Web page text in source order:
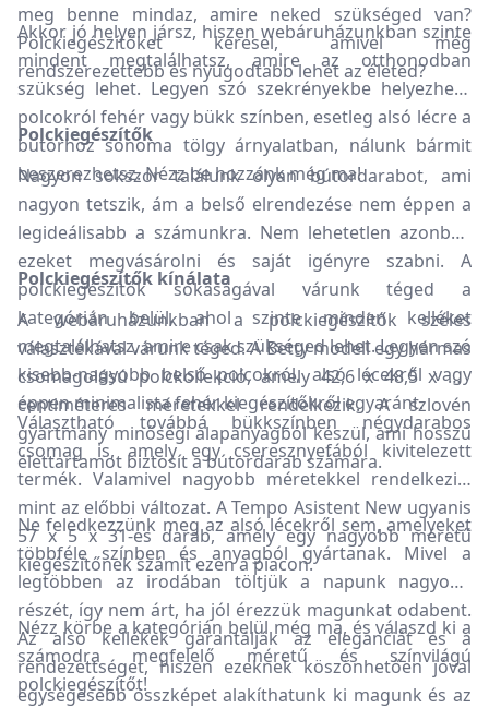
meg benne mindaz, amire neked szükséged van?
Polckiegészítőket keresel, amivel még
rendszerezettebb és nyugodtabb lehet az életed?
Akkor jó helyen jársz, hiszen webáruházunkban szinte
mindent megtalálhatsz, amire az otthonodban
szükség lehet. Legyen szó szekrényekbe helyezhető
polcokról fehér vagy bükk színben, esetleg alsó lécre a
bútorhoz sonoma tölgy árnyalatban, nálunk bármit
beszerezhetsz. Nézz be hozzánk még ma!
Polckiegészítők
Nagyon sokszor találunk olyan bútordarabot, ami
nagyon tetszik, ám a belső elrendezése nem éppen a
legideálisabb a számunkra. Nem lehetetlen azonban
ezeket megvásárolni és saját igényre szabni. A
polckiegészítők sokaságával várunk téged a
kategórián belül, ahol szinte minden kelléket
megtalálhatsz, amire csak szükséged lehet. Legyen szó
kisebb-nagyobb belső polcokról, alsó lécekről vagy
éppen minimalista fehér kiegészítőkről egyaránt.
Polckiegészítők kínálata
A webáruházunkban a polckiegészítők széles
választékával várunk téged. A Betty modell egy hármas
csomagolású polckollekció, amely 42,6 x 48,5 x 1,6
centiméteres méretekkel rendelkezik. A szlovén
gyártmány minőségi alapanyagból készül, ami hosszú
élettartamot biztosít a bútordarab számára.
Választható továbbá bükkszínben négydarabos
csomag is, amely egy cseresznyefából kivitelezett
termék. Valamivel nagyobb méretekkel rendelkezik,
mint az előbbi változat. A Tempo Asistent New ugyanis
57 x 5 x 31-es darab, amely egy nagyobb méretű
kiegészítőnek számít ezen a piacon.
Ne feledkezzünk meg az alsó lécekről sem, amelyeket
többféle színben és anyagból gyártanak. Mivel a
legtöbben az irodában töltjük a napunk nagyobb
részét, így nem árt, ha jól érezzük magunkat odabent.
Az alsó kellékek garantálják az eleganciát és a
rendezettséget, hiszen ezeknek köszönhetően jóval
egységesebb összképet alakíthatunk ki magunk és az
Nézz körbe a kategórián belül még ma, és válaszd ki a
számodra megfelelő méretű és színvilágú
polckiegészítőt!